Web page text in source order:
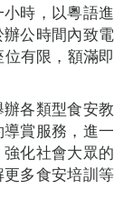
小時，以粵語進
公時間內致電
有限，額滿即
各類型食安教
賞服務，進一
化社會大眾的
多食安培訓等